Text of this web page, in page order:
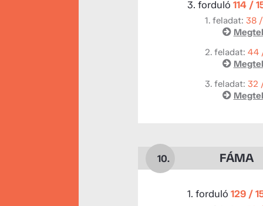
3. forduló 114 /
1. feladat: 38
2. feladat: 44
3. feladat: 32
10. FÁMA
1. forduló 129 /